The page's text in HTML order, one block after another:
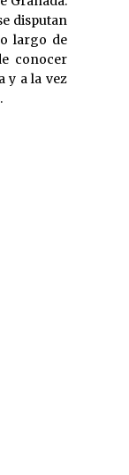
disputan
largo de
conocer
y a la vez